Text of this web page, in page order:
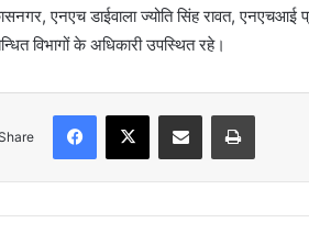
एनएच डाईवाला ज्योति सिंह रावत, एनएचआई
विभागों के अधिकारी उपस्थित रहे।